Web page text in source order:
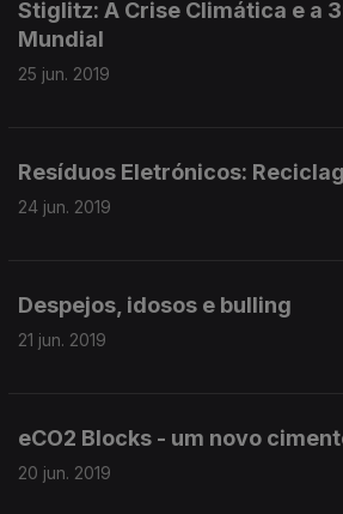
Stiglitz: A Crise Climática e a
Mundial
25 jun. 2019
Resíduos Eletrónicos:
24 jun. 2019
Despejos, idosos e bulling
21 jun. 2019
eCO2 Blocks - um novo
20 jun. 2019